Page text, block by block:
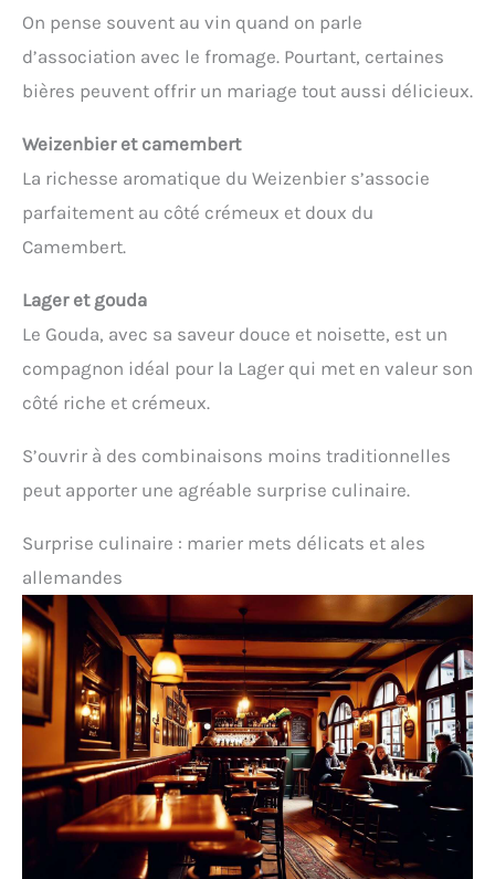
On pense souvent au vin quand on parle
d’association avec le fromage. Pourtant, certaines
bières peuvent offrir un mariage tout aussi délicieux.
Weizenbier et camembert
La richesse aromatique du Weizenbier s’associe
parfaitement au côté crémeux et doux du
Camembert.
Lager et gouda
Le Gouda, avec sa saveur douce et noisette, est un
compagnon idéal pour la Lager qui met en valeur son
côté riche et crémeux.
S’ouvrir à des combinaisons moins traditionnelles
peut apporter une agréable surprise culinaire.
Surprise culinaire : marier mets délicats et ales
allemandes